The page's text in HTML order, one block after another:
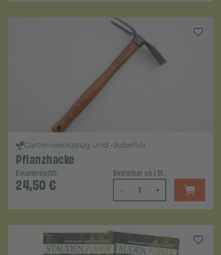
Gartenwerkzeug und -zubehör
Pflanzhacke
Einzelpreis/St.
24,50€
Bestellbar ab 1 St.
- +